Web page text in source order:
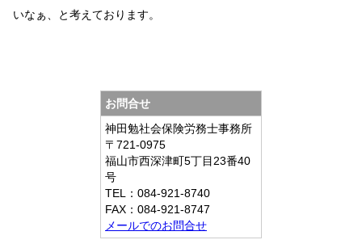
いなぁ、と考えております。
お問合せ
神田勉社会保険労務士事務所
〒721-0975
福山市西深津町5丁目23番40
号
TEL：084-921-8740
FAX：084-921-8747
メールでのお問合せ